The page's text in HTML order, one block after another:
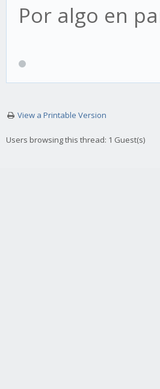
Por algo en
View a Printable Version
Users browsing this thread: 1 Guest(s)